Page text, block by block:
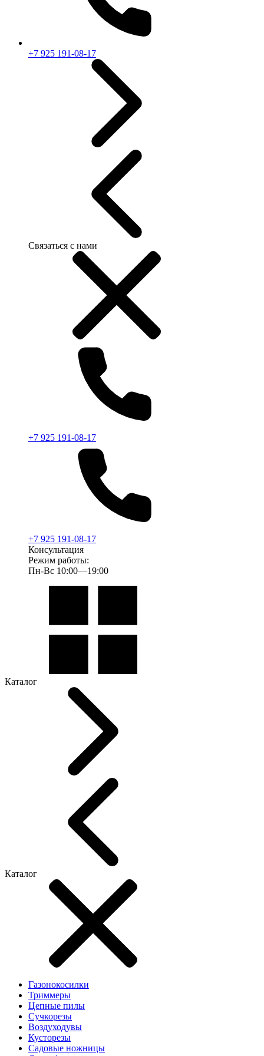
+7 925 191-08-17
Связаться с нами
+7 925 191-08-17
+7 925 191-08-17
Консультация
Режим работы:
Пн-Вс 10:00—19:00
Каталог
Каталог
Газонокосилки
Триммеры
Цепные пилы
Cучкорезы
Воздуходувы
Кусторезы
Садовые ножницы